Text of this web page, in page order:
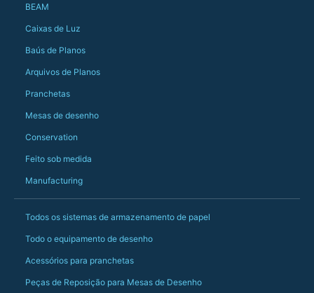
BEAM
Caixas de Luz
Baús de Planos
Arquivos de Planos
Pranchetas
Mesas de desenho
Conservation
Feito sob medida
Manufacturing
Todos os sistemas de armazenamento de papel
Todo o equipamento de desenho
Acessórios para pranchetas
Peças de Reposição para Mesas de Desenho